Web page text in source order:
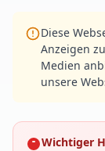
Diese
Anzeigen
Medien
unsere
Wichtiger